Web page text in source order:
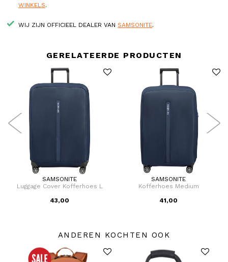
WINKELS.
WIJ ZIJN OFFICIEEL DEALER VAN SAMSONITE.
GERELATEERDE PRODUCTEN
SAMSONITE
Luggage Cover Kofferhoes L
43,00
SAMSONITE
Kofferhoes Medium
41,00
ANDEREN KOCHTEN OOK